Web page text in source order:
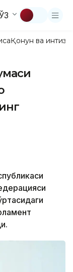
Қонун ва